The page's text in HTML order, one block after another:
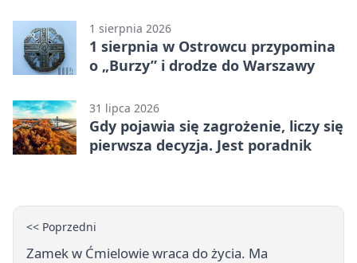
(Grupa IV)
1 sierpnia 2026
1 sierpnia w Ostrowcu przypomina
o „Burzy” i drodze do Warszawy
31 lipca 2026
Gdy pojawia się zagrożenie, liczy się
pierwsza decyzja. Jest poradnik
<< Poprzedni
Zamek w Ćmielowie wraca do życia. Ma